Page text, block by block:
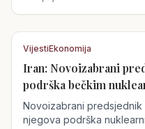
Austrija
VijestiEkonomija
Iran: Novoizabrani
podrška bečkim
Novoizabrani predsjednik
njegova podrška